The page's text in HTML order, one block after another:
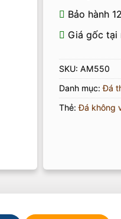
Bảo hành
Giá gốc tại
SKU: AM550
Danh mục:Đá
Thẻ:Đá không